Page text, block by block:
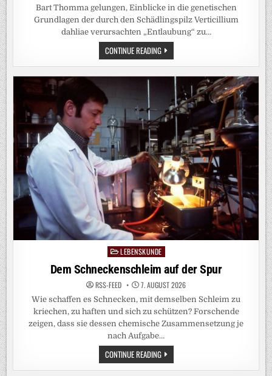
Bart Thomma gelungen, Einblicke in die genetischen
Grundlagen der durch den Schädlingspilz Verticillium
dahliae verursachten „Entlaubung“ zu…
CONTINUE READINGFORSCHENDE
ENTDECKEN
PILZPROTEIN,
DAS
BLATTVERLUST
NUTZPFLANZEN
FÜHRT
Posted
in
LEBENSKUNDE
Dem Schneckenschleim auf der Spur
RSS-FEED 7. AUGUST 2026
Wie schaffen es Schnecken, mit demselben Schleim zu
kriechen, zu haften und sich zu schützen? Forschende
zeigen, dass sie dessen chemische Zusammensetzung je
nach Aufgabe…
CONTINUE READINGDEM
SCHNECKENSCHLEIM
AUF